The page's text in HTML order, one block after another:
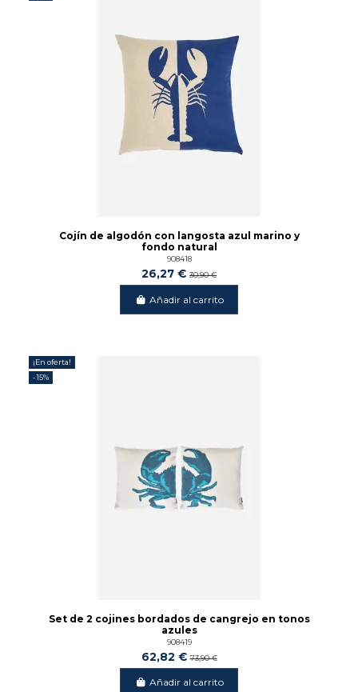
Cojín de algodón con langosta azul marino y
fondo natural
908418
26,27 € 30,90 €
Añadir al carrito
¡En oferta!
-15%
Set de 2 cojines bordados de cangrejo en tonos
azules
908419
62,82 €73,90 €
Añadir al carrito